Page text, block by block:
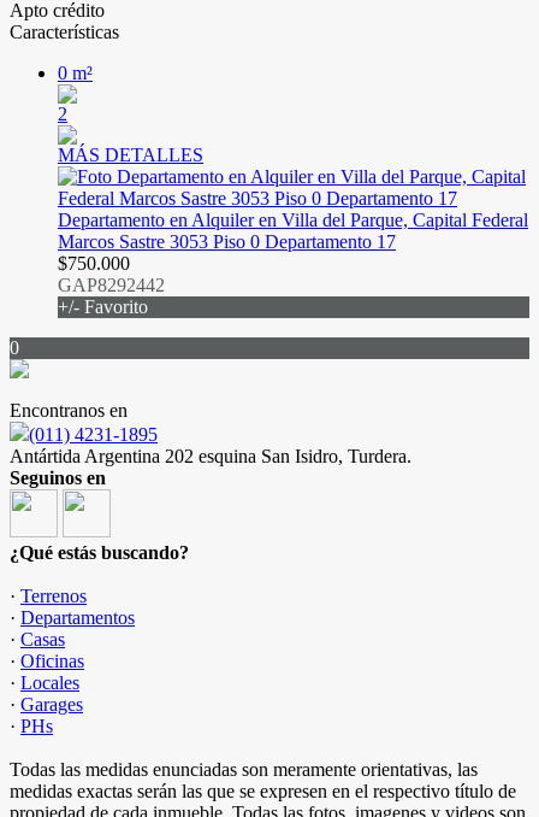
Apto crédito
Características
0 m²
2
MÁS DETALLES
Departamento en Alquiler en Villa del Parque, Capital Federal
Marcos Sastre 3053 Piso 0 Departamento 17
$750.000
GAP8292442
+/- Favorito
0
Encontranos en
(011) 4231-1895
Antártida Argentina 202 esquina San Isidro, Turdera.
Seguinos en
¿Qué estás buscando?
· Terrenos
· Departamentos
· Casas
· Oficinas
· Locales
· Garages
· PHs
Todas las medidas enunciadas son meramente orientativas, las
medidas exactas serán las que se expresen en el respectivo título de